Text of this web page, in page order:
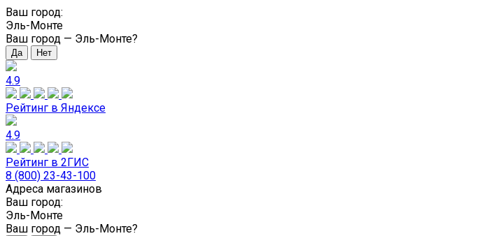
Ваш город:
Эль-Монте
Ваш город — Эль-Монте?
4.9
Рейтинг в Яндексе
4.9
Рейтинг в 2ГИС
8 (800) 23-43-100
Адреса магазинов
Ваш город:
Эль-Монте
Ваш город — Эль-Монте?